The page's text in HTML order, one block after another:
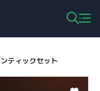
ティックセット